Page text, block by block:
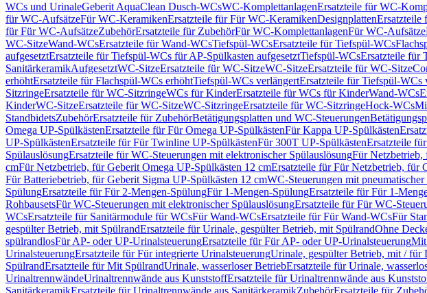
WCs und UrinaleGeberit AquaClean Dusch-WCsWC-KomplettanlagenErsatzteile für WC-
für WC-AufsätzeFür WC-KeramikenErsatzteile für Für WC-KeramikenDesignplattenErsatzteile
für Für WC-AufsätzeZubehörErsatzteile für ZubehörFür WC-KomplettanlagenFür WC-Aufsätze
WC-SitzeWand-WCsErsatzteile für Wand-WCsTiefspül-WCsErsatzteile für Tiefspül-WCs
aufgesetztErsatzteile für Tiefspül-WCs für AP-Spülkasten aufgesetztTiefspül-WCsErsatzteile für
SanitärkeramikAufgesetztWC-SitzeErsatzteile für WC-SitzeWC-SitzeErsatzteile für WC-Sitze
erhöhtErsatzteile für Flachspül-WCs erhöhtTiefspül-WCs verlängertErsatzteile für Tiefspül-WCs
SitzringeErsatzteile für WC-SitzringeWCs für KinderErsatzteile für WCs für KinderWand-WCs
KinderWC-SitzeErsatzteile für WC-SitzeWC-SitzringeErsatzteile für WC-SitzringeHock-WCs
StandbidetsZubehörErsatzteile für ZubehörBetätigungsplatten und WC-Steuerungen
Omega UP-SpülkästenErsatzteile für Für Omega UP-SpülkästenFür Kappa UP-Spülkästen
UP-SpülkästenErsatzteile für Für Twinline UP-SpülkästenFür 300T UP-SpülkästenErsatzteile
SpülauslösungErsatzteile für WC-Steuerungen mit elektronischer SpülauslösungFür Netzbetrieb,
cmFür Netzbetrieb, für Geberit Omega UP-Spülkästen 12 cmErsatzteile für Für Netzbetrieb, für
Für Batteriebetrieb, für Geberit Sigma UP-Spülkästen 12 cmWC-Steuerungen mit
SpülungErsatzteile für Für 2-Mengen-SpülungFür 1-Mengen-SpülungErsatzteile für Für 1-
RohbausetsFür WC-Steuerungen mit elektronischer SpülauslösungErsatzteile für Für WC-
WCsErsatzteile für Sanitärmodule für WCsFür Wand-WCsErsatzteile für Für Wand-WCsFür
gespülter Betrieb, mit SpülrandErsatzteile für Urinale, gespülter Betrieb, mit SpülrandOhne
spülrandlosFür AP- oder UP-UrinalsteuerungErsatzteile für Für AP- oder UP-UrinalsteuerungMit
UrinalsteuerungErsatzteile für Für integrierte UrinalsteuerungUrinale, gespülter Betrieb, mit / für
SpülrandErsatzteile für Mit SpülrandUrinale, wasserloser BetriebErsatzteile für Urinale,
UrinaltrennwändeUrinaltrennwände aus KunststoffErsatzteile für Urinaltrennwände aus
SanitärkeramikErsatzteile für Urinaltrennwände aus SanitärkeramikZubehörErsatzteile für